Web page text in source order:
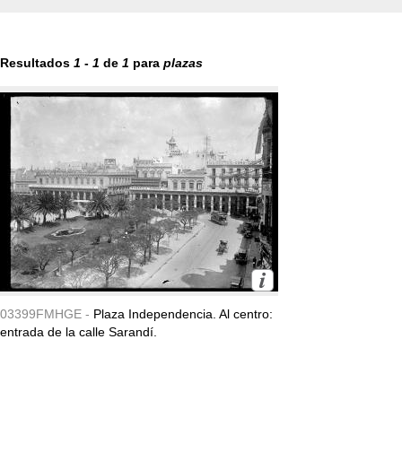
Resultados 1 - 1 de 1 para plazas
03399FMHGE - Plaza Independencia. Al centro:
entrada de la calle Sarandí.